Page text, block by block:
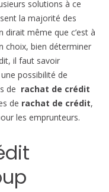
solutions à ce
la majorité des
dirait même que c’est à
choix, bien déterminer
il faut savoir
possibilité de
de rachat de crédit
de rachat de crédit,
les emprunteurs.